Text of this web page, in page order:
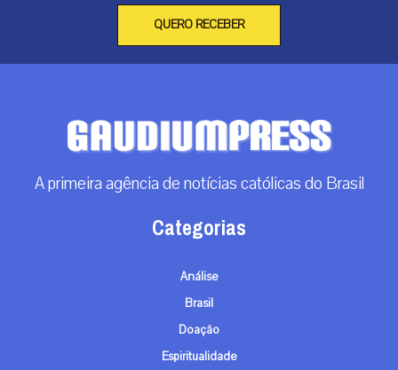
QUERO RECEBER
A primeira agência de notícias católicas do Brasil
Categorias
Análise
Brasil
Doação
Espiritualidade